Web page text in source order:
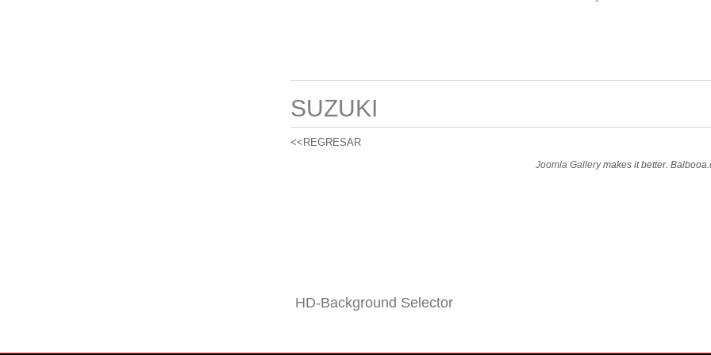
SUZUKI
<<REGRESAR
Joomla Gallerymakes it better.
HD-Background Selector